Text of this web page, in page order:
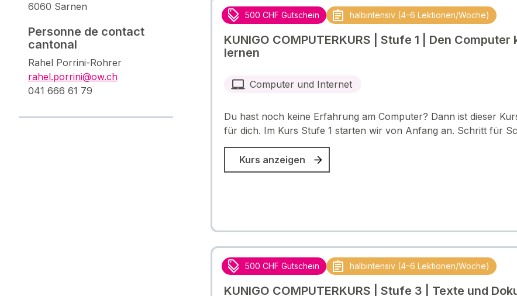
6060 Sarnen
Personne de contact
cantonal
Rahel Porrini-Rohrer
rahel.porrini@ow.ch
041 666 61 79
500 CHF Gutschein halbintensiv (4–6 Lektionen/Woche)
KUNIGO COMPUTERKURS | Stufe 1 | Den Computer
lernen
Computer und Internet
Du hast noch keine Erfahrung am Computer? Dann ist dieser
für dich. Im Kurs Stufe 1 starten wir von Anfang an. Schritt für
Kurs anzeigen
500 CHF Gutschein halbintensiv (4–6 Lektionen/Woche)
KUNIGO COMPUTERKURS | Stufe 3 | Texte und